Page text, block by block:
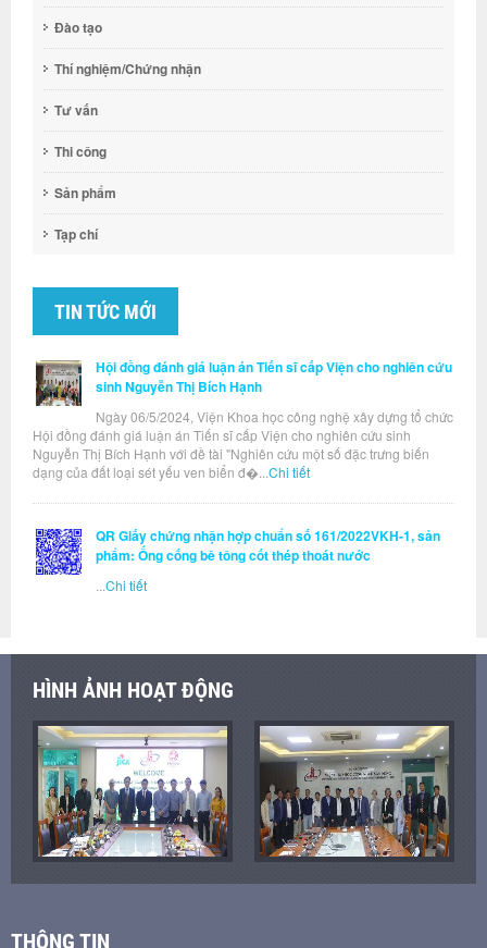
Đào tạo
Thí nghiệm/Chứng nhận
Tư vấn
Thi công
Sản phẩm
Tạp chí
TIN TỨC MỚI
Hội đồng đánh giá luận án Tiến sĩ cấp Viện cho nghiên cứu
sinh Nguyễn Thị Bích Hạnh
Ngày 06/5/2024, Viện Khoa học công nghệ xây dựng tổ chức
Hội đồng đánh giá luận án Tiến sĩ cấp Viện cho nghiên cứu sinh
Nguyễn Thị Bích Hạnh với đề tài "Nghiên cứu một số đặc trưng biến
dạng của đất loại sét yếu ven biển đ�... Chi tiết
QR Giấy chứng nhận hợp chuẩn số 161/2022VKH-1, sản
phẩm: Ống cống bê tông cốt thép thoát nước
Chi tiết
HÌNH ẢNH HOẠT ĐỘNG
THÔNG TIN